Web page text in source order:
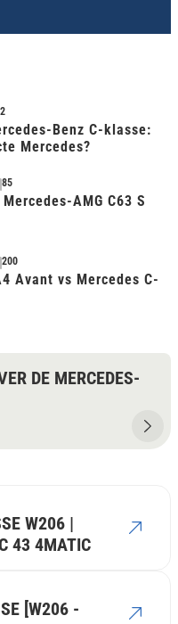
Benz C-klasse:
Mercedes?
85
AMG C63 S
200
Avant vs Mercedes C-
DE MERCEDES-
W206 |
43 4MATIC
[W206 -